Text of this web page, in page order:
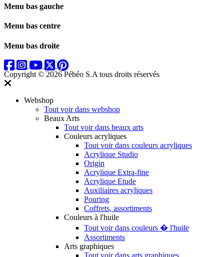
Menu bas gauche
Menu bas centre
Menu bas droite
Copyright © 2026 Pébéo S.A tous droits réservés
Webshop
Tout voir dans webshop
Beaux Arts
Tout voir dans beaux arts
Couleurs acryliques
Tout voir dans couleurs acryliques
Acrylique Studio
Origin
Acrylique Extra-fine
Acrylique Etude
Auxiliaires acryliques
Pouring
Coffrets, assortiments
Couleurs à l'huile
Tout voir dans couleurs � l'huile
Assortiments
Arts graphiques
Tout voir dans arts graphiques